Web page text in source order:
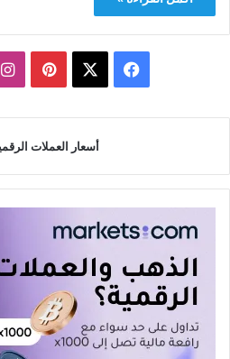
فيسبوك
أسعار العملات